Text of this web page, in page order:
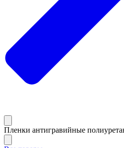
Пленки антигравийные